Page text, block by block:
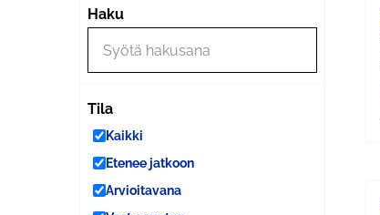
Haku
Tila
Kaikki
Etenee jatkoon
Arvioitavana